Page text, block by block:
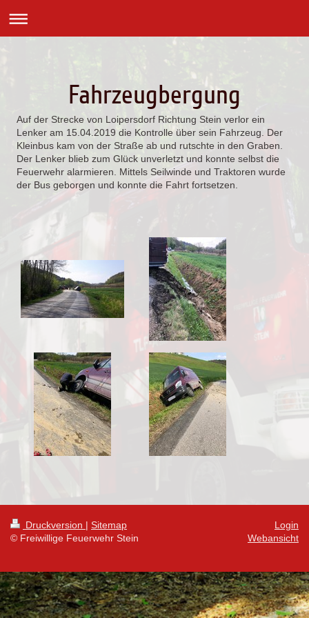
Fahrzeugbergung
Auf der Strecke von Loipersdorf Richtung Stein verlor ein
Lenker am 15.04.2019 die Kontrolle über sein Fahrzeug. Der
Kleinbus kam von der Straße ab und rutschte in den Graben.
Der Lenker blieb zum Glück unverletzt und konnte selbst die
Feuerwehr alarmieren. Mittels Seilwinde und Traktoren wurde
der Bus geborgen und konnte die Fahrt fortsetzen.
Druckversion | Sitemap
© Freiwillige Feuerwehr Stein
Login
Webansicht